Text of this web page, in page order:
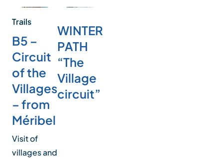
Trails
B5 –
Circuit
of the
Villages
– from
Méribel
Visit of
villages and
WINTER
PATH
“The
Village
circuit”